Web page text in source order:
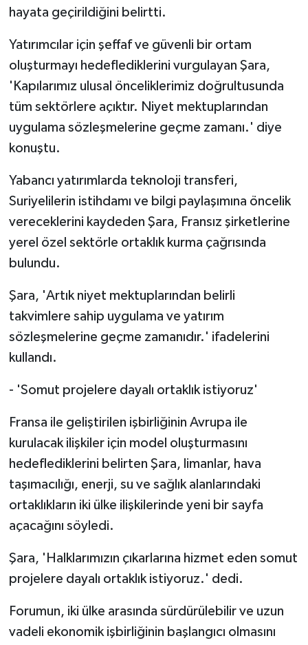
hayata geçirildiğini belirtti.
Yatırımcılar için şeffaf ve güvenli bir ortam
oluşturmayı hedeflediklerini vurgulayan Şara,
'Kapılarımız ulusal önceliklerimiz doğrultusunda
tüm sektörlere açıktır. Niyet mektuplarından
uygulama sözleşmelerine geçme zamanı.' diye
konuştu.
Yabancı yatırımlarda teknoloji transferi,
Suriyelilerin istihdamı ve bilgi paylaşımına öncelik
vereceklerini kaydeden Şara, Fransız şirketlerine
yerel özel sektörle ortaklık kurma çağrısında
bulundu.
Şara, 'Artık niyet mektuplarından belirli
takvimlere sahip uygulama ve yatırım
sözleşmelerine geçme zamanıdır.' ifadelerini
kullandı.
- 'Somut projelere dayalı ortaklık istiyoruz'
Fransa ile geliştirilen işbirliğinin Avrupa ile
kurulacak ilişkiler için model oluşturmasını
hedeflediklerini belirten Şara, limanlar, hava
taşımacılığı, enerji, su ve sağlık alanlarındaki
ortaklıkların iki ülke ilişkilerinde yeni bir sayfa
açacağını söyledi.
Şara, 'Halklarımızın çıkarlarına hizmet eden somut
projelere dayalı ortaklık istiyoruz.' dedi.
Forumun, iki ülke arasında sürdürülebilir ve uzun
vadeli ekonomik işbirliğinin başlangıcı olmasını